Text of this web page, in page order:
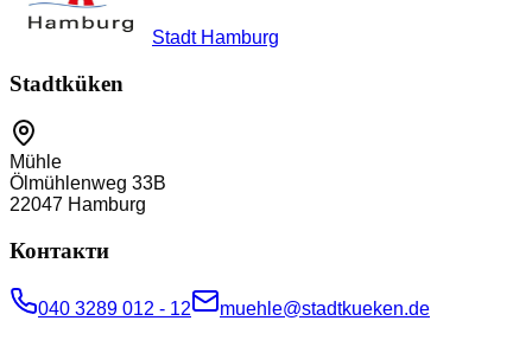
Stadt Hamburg
Stadtküken
Mühle
Ölmühlenweg 33B
22047 Hamburg
Контакти
040 3289 012 - 12 muehle@stadtkueken.de